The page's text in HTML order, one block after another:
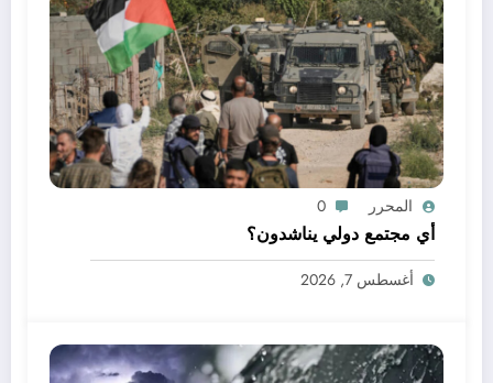
المحرر 0
أي مجتمع دولي يناشدون؟
أغسطس 7, 2026